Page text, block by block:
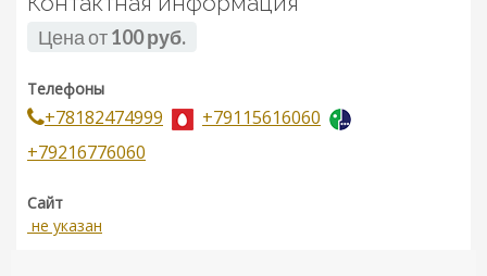
Цена от100 руб.
Телефоны
+78182474999
+79115616060
+79216776060
Сайт
не указан